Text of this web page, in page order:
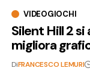
VIDEOGIOCHI
Silent Hill 2 si
migliora
DiFRANCESCO LEMURI